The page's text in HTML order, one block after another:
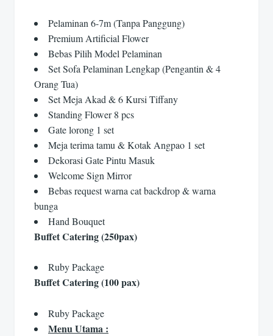
Pelaminan 6-7m (Tanpa Panggung)
Premium Artificial Flower
Bebas Pilih Model Pelaminan
Set Sofa Pelaminan Lengkap (Pengantin & 4
Orang Tua)
Set Meja Akad & 6 Kursi Tiffany
Standing Flower 8 pcs
Gate lorong 1 set
Meja terima tamu & Kotak Angpao 1 set
Dekorasi Gate Pintu Masuk
Welcome Sign Mirror
Bebas request warna cat backdrop & warna
bunga
Hand Bouquet
Buffet Catering (250pax)
Ruby Package
Buffet Catering (100 pax)
Ruby Package
Menu Utama :